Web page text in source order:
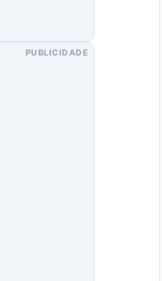
PUBLICIDADE